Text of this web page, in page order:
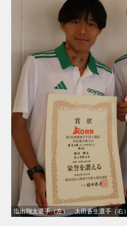
塩出翔太選手（左）、太田蒼生選手（右）